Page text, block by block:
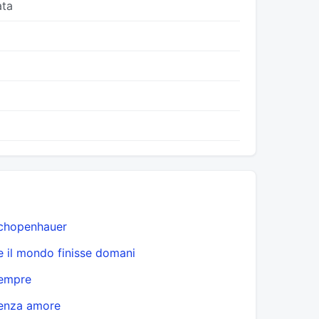
il mondo finisse domani
amore